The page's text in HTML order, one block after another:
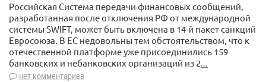
Российская Система передачи финансовых сообщений,
разработанная после отключения РФ от международной
системы SWIFT, может быть включена в 14-й пакет санкций
Евросоюза. В ЕС недовольны тем обстоятельством, что к
отечественной платформе уже присоединились 159
банковских и небанковских организаций из 2...
нет комментариев